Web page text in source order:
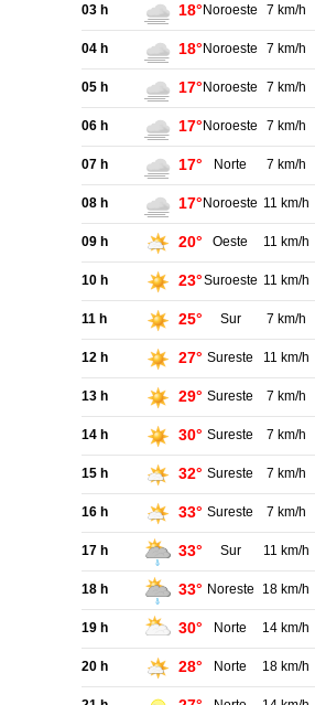
03 h 18° Noroeste 7 km/h
04 h 18° Noroeste 7 km/h
05 h 17° Noroeste 7 km/h
06 h 17° Noroeste 7 km/h
07 h 17° Norte 7 km/h
08 h 17° Noroeste 11 km/h
09 h 20° Oeste 11 km/h
10 h 23°Suroeste 11 km/h
11 h 25° Sur 7 km/h
12 h 27° Sureste 11 km/h
13 h 29° Sureste 7 km/h
14 h 30° Sureste 7 km/h
15 h 32° Sureste 7 km/h
16 h 33° Sureste 7 km/h
17 h 33° Sur 11 km/h
18 h 33° Noreste 18 km/h
19 h 30° Norte 14 km/h
20 h 28° Norte 18 km/h